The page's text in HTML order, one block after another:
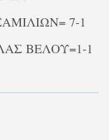
7-1
ΒΕΛΟΥ=1-1